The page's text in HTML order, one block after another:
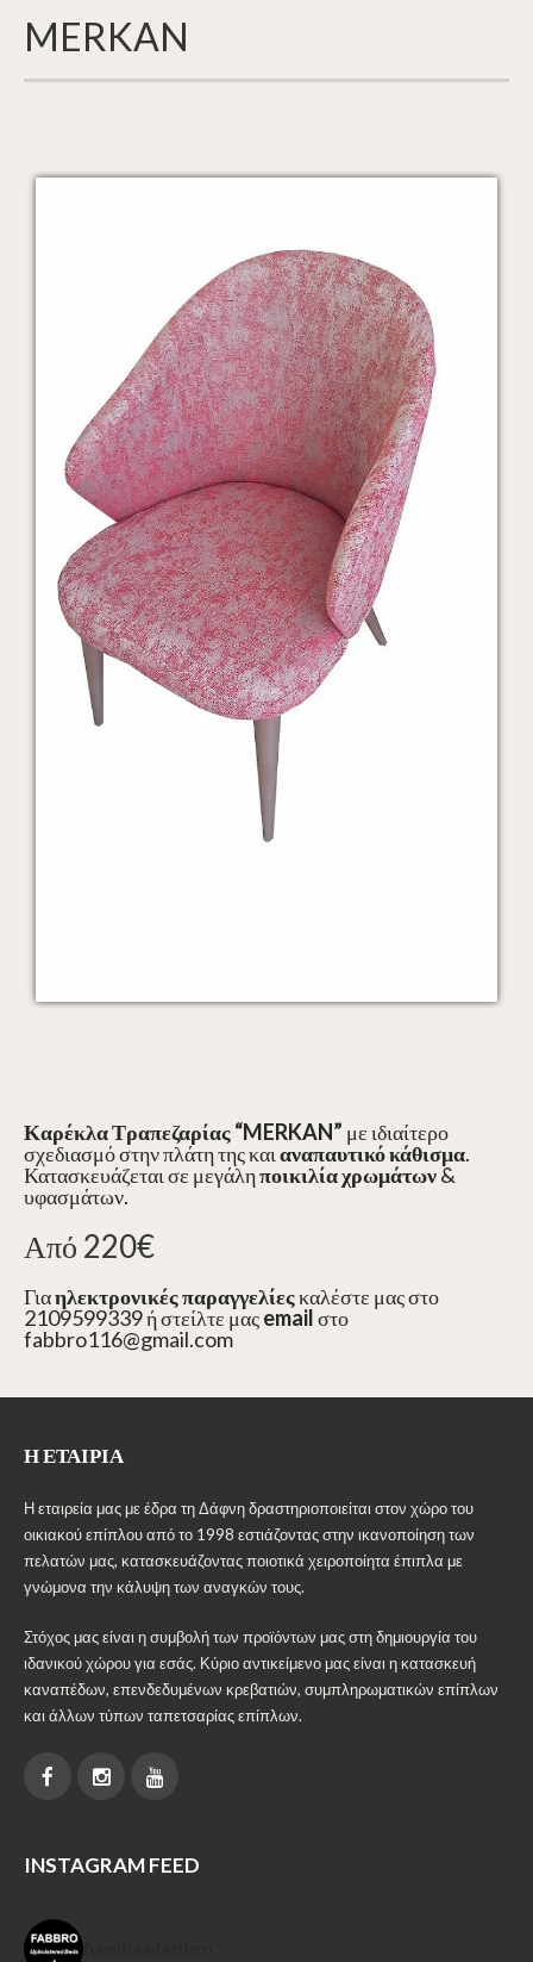
MERKAN
Καρέκλα Τραπεζαρίας“MERKAN” με ιδιαίτερο
σχεδιασμό στην πλάτη της καιαναπαυτικό κάθισμα.
Κατασκευάζεται σε μεγάληποικιλία χρωμάτων&
υφασμάτων.
Από 220€
Γιαηλεκτρονικές παραγγελίεςκαλέστε μας στο
2109599339 ή στείλτε μαςemailστο
fabbro116@gmail.com
Η ΕΤΑΙΡΊΑ
Η εταιρεία μας με έδρα τη Δάφνη δραστηριοποιείται στον χώρο του
οικιακού επίπλου από το 1998 εστιάζοντας στην ικανοποίηση των
πελατών μας, κατασκευάζοντας ποιοτικά χειροποίητα έπιπλα με
γνώμονα την κάλυψη των αναγκών τους.
Στόχος μας είναι η συμβολή των προϊόντων μας στη δημιουργία του
ιδανικού χώρου για εσάς. Κύριο αντικείμενο μας είναι η κατασκευή
καναπέδων, επενδεδυμένων κρεβατιών, συμπληρωματικών επίπλων
και άλλων τύπων ταπετσαρίας επίπλων.
INSTAGRAM FEED